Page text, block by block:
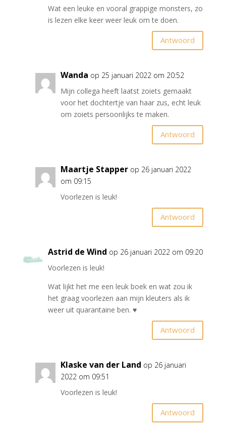
Wat een leuke en vooral grappige monsters, zo
is lezen elke keer weer leuk om te doen.
Antwoord
Wanda op 25 januari 2022 om 20:52
Mijn collega heeft laatst zoiets gemaakt
voor het dochtertje van haar zus, echt leuk
om zoiets persoonlijks te maken.
Antwoord
Maartje Stapper op 26 januari 2022
om 09:15
Voorlezen is leuk!
Antwoord
Astrid de Wind op 26 januari 2022 om 09:20
Voorlezen is leuk!
Wat lijkt het me een leuk boek en wat zou ik
het graag voorlezen aan mijn kleuters als ik
weer uit quarantaine ben. ♥️
Antwoord
Klaske van der Land op 26 januari
2022 om 09:51
Voorlezen is leuk!
Antwoord